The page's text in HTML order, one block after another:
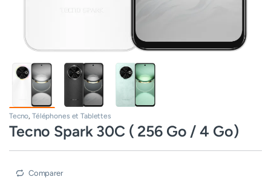
Tecno,Téléphones et Tablettes
Tecno Spark 30C ( 256 Go / 4 Go)
Comparer